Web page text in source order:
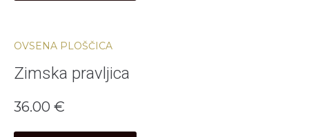
OVSENA PLOŠČICA
Zimska pravljica
36.00 €